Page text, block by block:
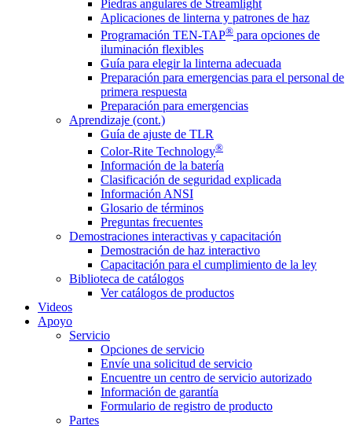
Piedras angulares de Streamlight
Aplicaciones de linterna y patrones de haz
Programación TEN-TAP® para opciones de
iluminación flexibles
Guía para elegir la linterna adecuada
Preparación para emergencias para el personal de
primera respuesta
Preparación para emergencias
Aprendizaje (cont.)
Guía de ajuste de TLR
Color-Rite Technology®
Información de la batería
Clasificación de seguridad explicada
Información ANSI
Glosario de términos
Preguntas frecuentes
Demostraciones interactivas y capacitación
Demostración de haz interactivo
Capacitación para el cumplimiento de la ley
Biblioteca de catálogos
Ver catálogos de productos
Videos
Apoyo
Servicio
Opciones de servicio
Envíe una solicitud de servicio
Encuentre un centro de servicio autorizado
Información de garantía
Formulario de registro de producto
Partes